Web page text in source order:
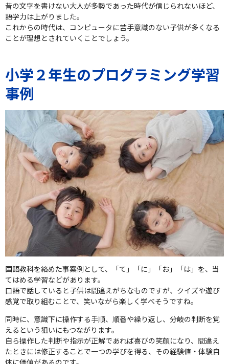
昔の文字を書けない大人が多勢であった時代が信じられないほど、
語学力は上がりました。
これからの時代は、コンピュータに苦手意識のない子供が多くなる
ことが理想とされていくことでしょう。
小学２年生のプログラミング学習
事例
国語教科を絡めた事案例として、「て」「に」「お」「は」を、当
てはめる学習などがあります。
口語で話していると子供は間違えがちなものですが、クイズや遊び
感覚で取り組むことで、笑いながら楽しく学べそうですね。
同時に、意識下に操作する手順、順番や繰り返し、分岐の判断を覚
えるという狙いにもつながります。
自ら操作した判断や指示が正解であれば喜びの笑顔になり、間違え
たときには修正することで一つの学びを得る、その経験値・体験自
体に価値があるのです。